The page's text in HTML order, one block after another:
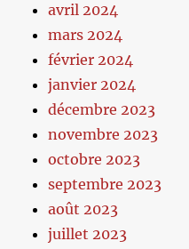
avril 2024
mars 2024
février 2024
janvier 2024
décembre 2023
novembre 2023
octobre 2023
septembre 2023
août 2023
juillet 2023